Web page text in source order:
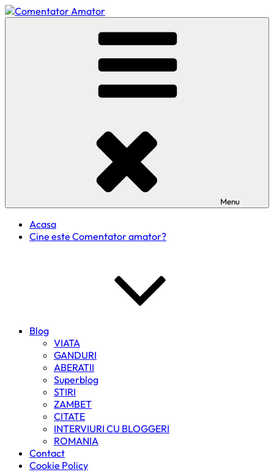
Skip
to
Menu
Acasa
Cine este Comentator amator?
Blog
VIATA
GANDURI
ABERATII
Superblog
STIRI
ZAMBET
CITATE
INTERVIURI CU BLOGGERI
ROMANIA
Contact
Cookie Policy